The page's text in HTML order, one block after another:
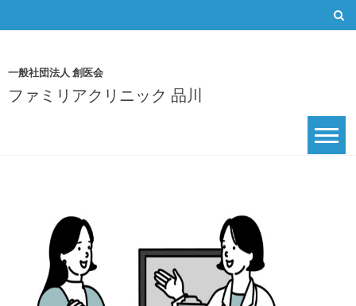
to
一般社団法人 創医会
ファミリアクリニック 品川